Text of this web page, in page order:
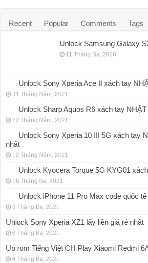
Recent Popular Comments Tags
Unlock Samsung Galaxy
11 Tháng Ba, 2026
Unlock Sony Xperia Ace II xách tay
31 Tháng Năm, 2021
Unlock Sharp Aquos R6 xách tay
22 Tháng Năm, 2021
Unlock Sony Xperia 10 III 5G xách tay
nhất
12 Tháng Năm, 2021
Unlock Kyocera Torque 5G KYG01
18 Tháng Ba, 2021
Unlock iPhone 11 Pro Max code quốc
8 Tháng Ba, 2021
Unlock Sony Xperia XZ1 lấy liền giá rẻ nhất
6 Tháng Ba, 2021
Up rom Tiếng Việt CH Play Xiaomi Redmi
4 Tháng Ba, 2021